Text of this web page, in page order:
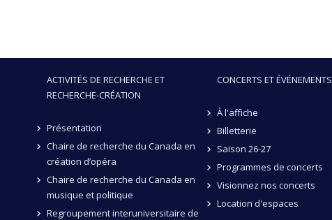
ACTIVITÉS DE RECHERCHE ET
RECHERCHE-CRÉATION
Présentation
Chaire de recherche du Canada en
création d’opéra
Chaire de recherche du Canada en
musique et politique
Regroupement interuniversitaire de
CONCERTS ET ÉVÉNEMENTS
À l'affiche
Billetterie
Saison 26-27
Programmes de concerts
Visionnez nos concerts
Location d'espaces